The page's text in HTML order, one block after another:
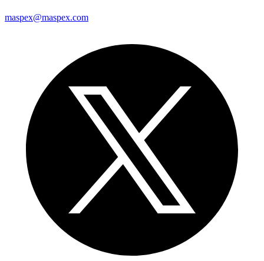
maspex@maspex.com